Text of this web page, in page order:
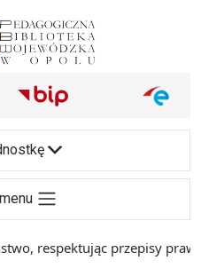
i inne
przepisy prawa i